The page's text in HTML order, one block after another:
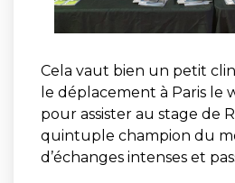
Cela vaut bien un petit
le déplacement à Paris le
pour assister au stage de
quintuple champion du
d’échanges intenses et